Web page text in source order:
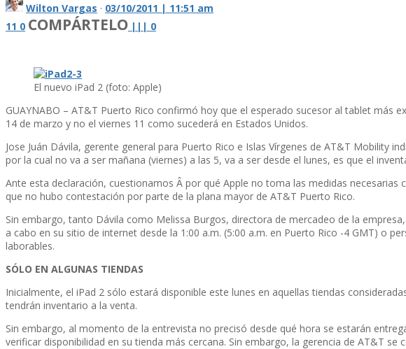
Wilton Vargas · 03/10/2011 | 11:51 am
11 0 COMPÁRTELO | | | 0
El nuevo iPad 2 (foto: Apple)
GUAYNABO – AT&T Puerto Rico confirmó hoy que el esperado sucesor al tablet más
14 de marzo y no el viernes 11 como sucederá en Estados Unidos.
Jose Juán Dávila, gerente general para Puerto Rico e Islas Ví­rgenes de AT&T Mobility
por la cual no va a ser mañana (viernes) a las 5, va a ser desde el lunes, es que el
Ante esta declaración, cuestionamos Â por qué Apple no toma las medidas
que no hubo contestación por parte de la plana mayor de AT&T Puerto Rico.
Sin embargo, tanto Dávila como Melissa Burgos, directora de mercadeo de la
a cabo en su sitio de internet desde la 1:00 a.m. (5:00 a.m. en Puerto Rico -4 GMT) o
laborables.
SÓLO EN ALGUNAS TIENDAS
Inicialmente, el iPad 2 sólo estará disponible este lunes en aquellas tiendas
tendrán inventario a la venta.
Sin embargo, al momento de la entrevista no precisó desde qué hora se estarán
verificar disponibilidad en su tienda más cercana. Sin embargo, la gerencia de AT&T